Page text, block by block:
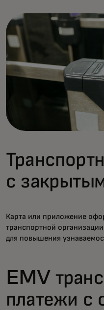
с
Карта или приложение
транспортной
для повышения
EMV
платежи с